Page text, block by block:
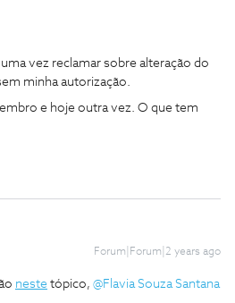
vez reclamar sobre alteração do
minha autorização.
e hoje outra vez. O que tem
Forum|Forum|2 years ago
neste tópico, @Flavia Souza Santana